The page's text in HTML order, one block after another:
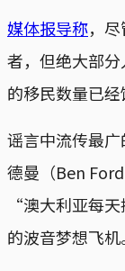
媒体报导称，
者，但绝大部
的移民数量已经
谣言中流传最
德曼（Ben
“澳大利亚每
的波音梦想飞机